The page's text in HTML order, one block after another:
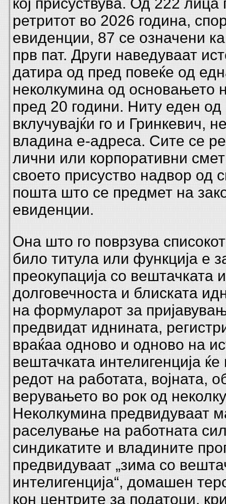
ретритот во 2026 година,
евиденции, 87 се означени
прв пат. Други наведуваат
датира од пред повеќе од
неколкумина од основањето
пред 20 години. Ниту еден од
вклучувајќи го и Гринкевич,
владина е-адреса. Сите се
лични или корпоративни
своето присуство надвор од
пошта што се предмет на
евиденции.
Она што го поврзува
било титула или функција е
преокупација со вештачката
долговечноста и блиската
на формуларот за
предвидат иднината,
враќаа одново и одново на
вештачката интелигенција
редот на работата, војната,
верувањето во рок од
Неколкумина предвидуваат
раселување на работната
синдикатите и владините
предвидуваат „зима со
интелигенција“, домашен
кон центрите за податоци,